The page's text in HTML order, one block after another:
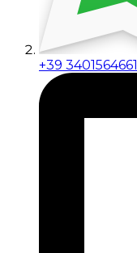
+39 3401564661